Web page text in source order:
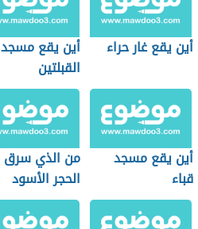
أين يقع غار حراء
أين يقع مسجد
القبلتين
أين يقع مسجد
قباء
من الذي سرق
الحجر الأسود